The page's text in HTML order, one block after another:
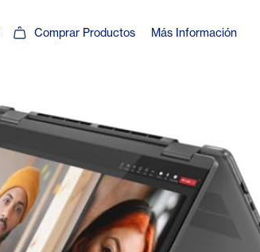
Comprar Productos Más Información